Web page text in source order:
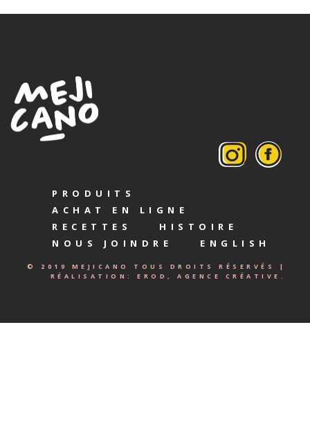
PRODUITS
ACHAT EN LIGNE
RECETTES
HISTOIRE
NOUS JOINDRE
ENGLISH
© 2019 MEJICANO TOUS DROITS RÉSERVÉS |
RÉALISATION: EROD, AGENCE CRÉATIVE.